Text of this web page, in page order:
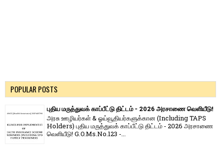
POPULAR POSTS
புதிய மருத்துவக் காப்பீட்டு திட்டம் - 2026 அரசாணை வெளியீடு!
அரசு ஊழியர்கள் & ஓய்வூதியர்களுக்கான (Including TAPS
Holders) புதிய மருத்துவக் காப்பீட்டு திட்டம் - 2026 அரசாணை
வெளியீடு! G.O.Ms.No.123 -...